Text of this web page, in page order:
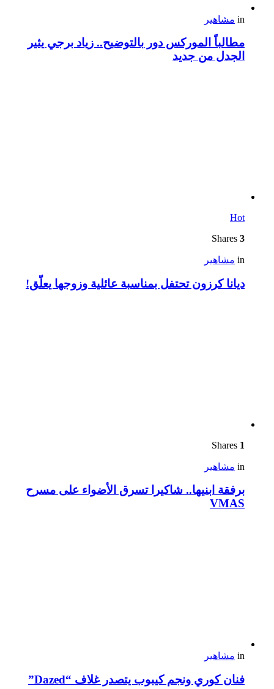
in مشاهير
مطالباً الموركس دور بالتوضيح.. زياد برجي يثير
الجدل من جديد
Hot
3
in مشاهير
ديانا كرزون تحتفل بمناسبة عائلية وزوجها يعلّق!
1
in مشاهير
برفقة ابنيها.. شاكيرا تسرق الأضواء على مسرح
VMAS
in مشاهير
فنان كوري ونجم كيبوب يتصدر غلاف “Dazed”